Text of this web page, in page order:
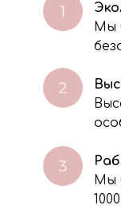
электронную
Вами
Мы
Мы